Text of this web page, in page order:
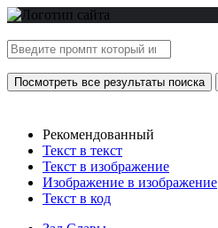
Посмотреть все результаты поиска
Рекомендованный
Текст в текст
Текст в изображение
Изображение в изображение
Текст в код